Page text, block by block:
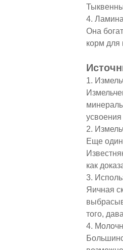
4.
Она
корм для
1.
2.
Еще один
как
3.
Яичная
того,
4.